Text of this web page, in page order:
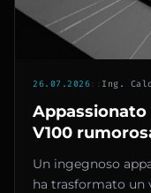
26.07.2026:: Ing.
Appassionato
V100
266 dollari e
modelli
Un ingegnoso
ha trasformato un